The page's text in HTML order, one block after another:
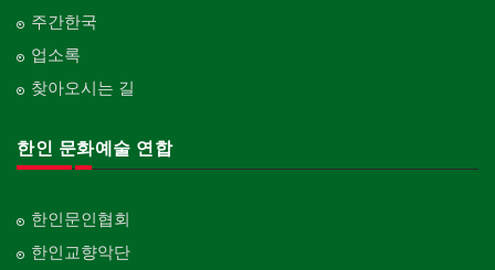
주간한국
업소록
찾아오시는 길
한인 문화예술 연합
한인문인협회
한인교향악단